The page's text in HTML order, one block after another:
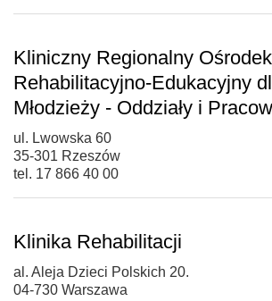
Kliniczny Regionalny Ośrodek
Rehabilitacyjno-Edukacyjny
Młodzieży - Oddziały i
ul. Lwowska 60
35-301 Rzeszów
tel. 17 866 40 00
Klinika Rehabilitacji
al. Aleja Dzieci Polskich 20.
04-730 Warszawa